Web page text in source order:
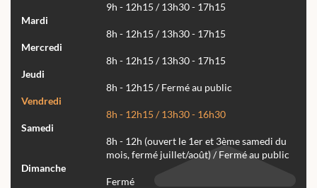
9h - 12h15 / 13h30 - 17h15
Mardi
8h - 12h15 / 13h30 - 17h15
Mercredi
8h - 12h15 / 13h30 - 17h15
Jeudi
8h - 12h15 / Fermé au public
Vendredi
8h - 12h15 / 13h30 - 16h30
Samedi
8h - 12h (ouvert le 1er et 3ème samedi du
mois, fermé juillet/août) / Fermé au public
Dimanche
Fermé